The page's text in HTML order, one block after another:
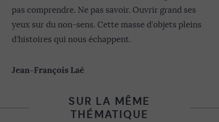
pas comprendre. Ne pas savoir. Ouvrir grand ses
yeux sur du non-sens. Cette masse d’objets pleins
d’histoires qui nous échappent.
Jean-François Laé
SUR LA MÊME
THÉMATIQUE